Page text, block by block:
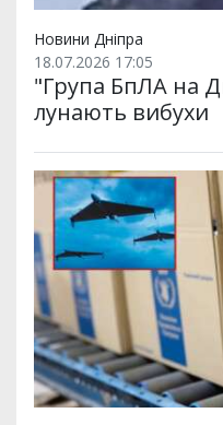
Новини Дніпра
18.07.2026 17:05
"Група БпЛА на
лунають вибухи